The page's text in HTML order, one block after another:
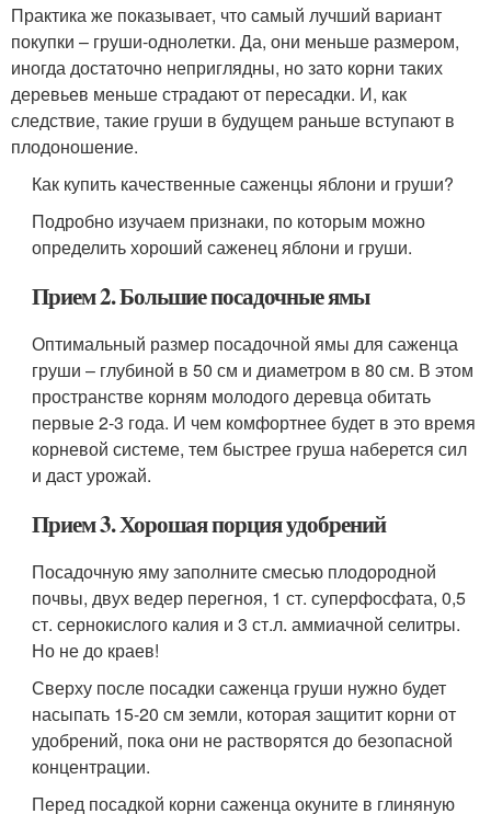
Практика же показывает, что самый лучший вариант
покупки – груши-однолетки. Да, они меньше размером,
иногда достаточно неприглядны, но зато корни таких
деревьев меньше страдают от пересадки. И, как
следствие, такие груши в будущем раньше вступают в
плодоношение.
Как купить качественные саженцы яблони и груши?
Подробно изучаем признаки, по которым можно
определить хороший саженец яблони и груши.
Прием 2. Большие посадочные ямы
Оптимальный размер посадочной ямы для саженца
груши – глубиной в 50 см и диаметром в 80 см. В этом
пространстве корням молодого деревца обитать
первые 2-3 года. И чем комфортнее будет в это время
корневой системе, тем быстрее груша наберется сил
и даст урожай.
Прием 3. Хорошая порция удобрений
Посадочную яму заполните смесью плодородной
почвы, двух ведер перегноя, 1 ст. суперфосфата, 0,5
ст. сернокислого калия и 3 ст.л. аммиачной селитры.
Но не до краев!
Сверху после посадки саженца груши нужно будет
насыпать 15-20 см земли, которая защитит корни от
удобрений, пока они не растворятся до безопасной
концентрации.
Перед посадкой корни саженца окуните в глиняную